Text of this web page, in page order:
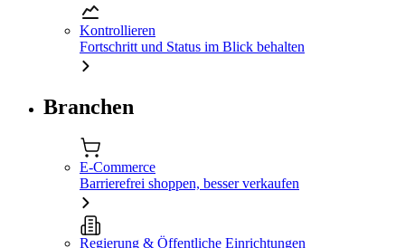
Kontrollieren
Fortschritt und Status im Blick behalten
Branchen
E-Commerce
Barrierefrei shoppen, besser verkaufen
Regierung & Öffentliche Einrichtungen